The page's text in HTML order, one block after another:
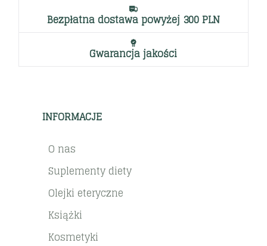
Bezpłatna dostawa powyżej 300 PLN
Gwarancja jakości
INFORMACJE
O nas
Suplementy diety
Olejki eteryczne
Książki
Kosmetyki